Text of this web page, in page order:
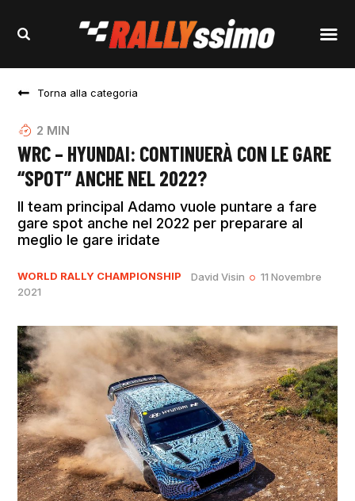
Torna alla categoria
2 MIN
WRC – HYUNDAI: CONTINUERÀ CON LE GARE
“SPOT” ANCHE NEL 2022?
Il team principal Adamo vuole puntare a fare
gare spot anche nel 2022 per preparare al
meglio le gare iridate
WORLD RALLY CHAMPIONSHIP David Visin
11 Novembre
2021